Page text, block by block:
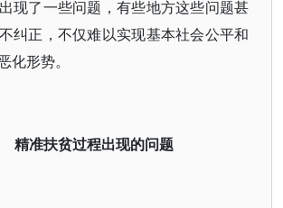
现了一些问题，有些地方这些问题甚
纠正，不仅难以实现基本社会公平和
化形势。
精准扶贫过程出现的问题